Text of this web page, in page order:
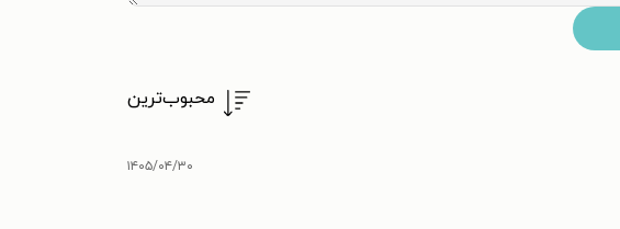
محبوب‌ترین
۱۴۰۵/۰۴/۳۰